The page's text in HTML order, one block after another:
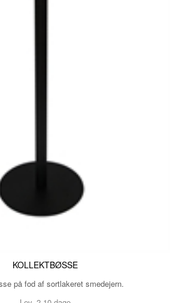
KOLLEKTBØSSE
på fod af sortlakeret smedejern.